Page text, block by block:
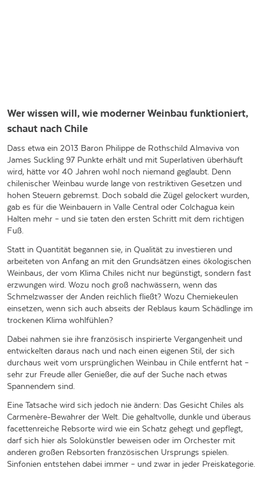
Wer wissen will, wie moderner Weinbau funktioniert,
schaut nach Chile
Dass etwa ein 2013 Baron Philippe de Rothschild Almaviva von
James Suckling 97 Punkte erhält und mit Superlativen überhäuft
wird, hätte vor 40 Jahren wohl noch niemand geglaubt. Denn
chilenischer Weinbau wurde lange von restriktiven Gesetzen und
hohen Steuern gebremst. Doch sobald die Zügel gelockert wurden,
gab es für die Weinbauern in Valle Central oder Colchagua kein
Halten mehr – und sie taten den ersten Schritt mit dem richtigen
Fuß.
Statt in Quantität begannen sie, in Qualität zu investieren und
arbeiteten von Anfang an mit den Grundsätzen eines ökologischen
Weinbaus, der vom Klima Chiles nicht nur begünstigt, sondern fast
erzwungen wird. Wozu noch groß nachwässern, wenn das
Schmelzwasser der Anden reichlich fließt? Wozu Chemiekeulen
einsetzen, wenn sich auch abseits der Reblaus kaum Schädlinge im
trockenen Klima wohlfühlen?
Dabei nahmen sie ihre französisch inspirierte Vergangenheit und
entwickelten daraus nach und nach einen eigenen Stil, der sich
durchaus weit vom ursprünglichen Weinbau in Chile entfernt hat –
sehr zur Freude aller Genießer, die auf der Suche nach etwas
Spannendem sind.
Eine Tatsache wird sich jedoch nie ändern: Das Gesicht Chiles als
Carmenère-Bewahrer der Welt. Die gehaltvolle, dunkle und überaus
facettenreiche Rebsorte wird wie ein Schatz gehegt und gepflegt,
darf sich hier als Solokünstler beweisen oder im Orchester mit
anderen großen Rebsorten französischen Ursprungs spielen.
Sinfonien entstehen dabei immer – und zwar in jeder Preiskategorie.